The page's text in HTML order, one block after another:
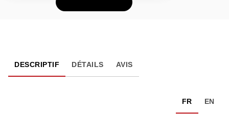
DESCRIPTIF DÉTAILS AVIS
FR EN